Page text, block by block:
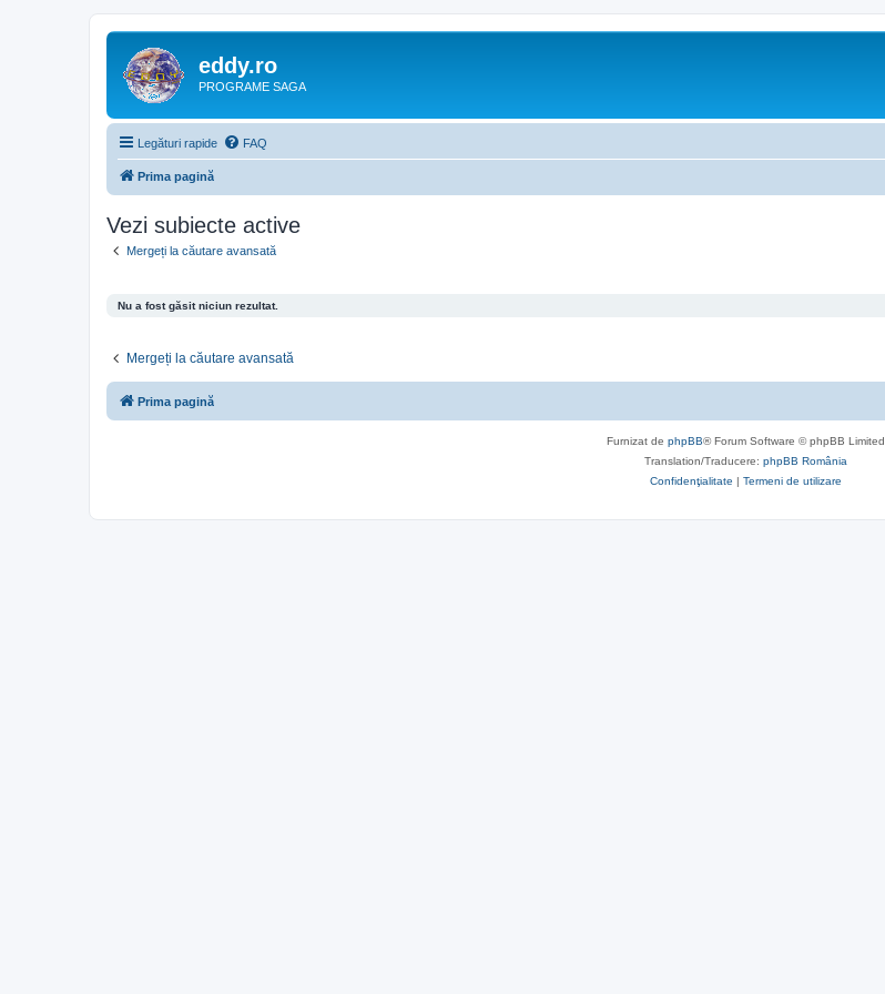
eddy.ro
PROGRAME SAGA
Legături rapide FAQ
Prima pagină
Vezi subiecte active
Mergeți la căutare avansată
Nu a fost găsit niciun rezultat.
Mergeți la căutare avansată
Prima pagină
Furnizat de phpBB® Forum Software © phpBB Limited
Translation/Traducere: phpBB România
Confidenţialitate | Termeni de utilizare